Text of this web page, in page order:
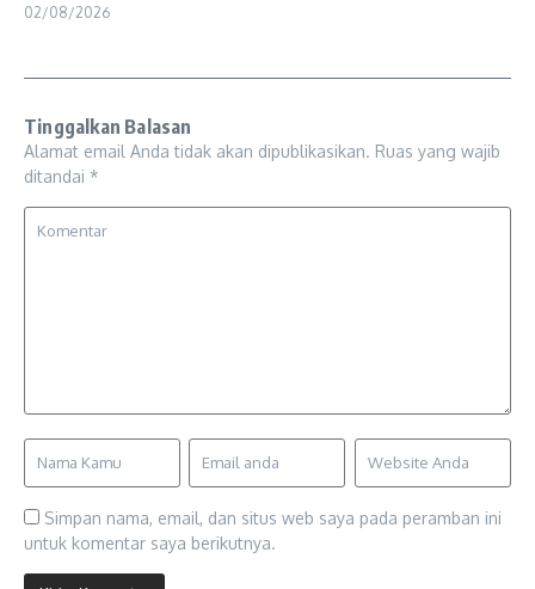
02/08/2026
Tinggalkan Balasan
Alamat email Anda tidak akan dipublikasikan. Ruas yang wajib
ditandai *
Simpan nama, email, dan situs web saya pada peramban ini
untuk komentar saya berikutnya.